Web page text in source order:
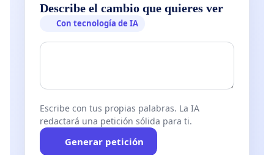
Describe el cambio que quieres ver
Con tecnología de IA
Escribe con tus propias palabras. La IA
redactará una petición sólida para ti.
Generar petición